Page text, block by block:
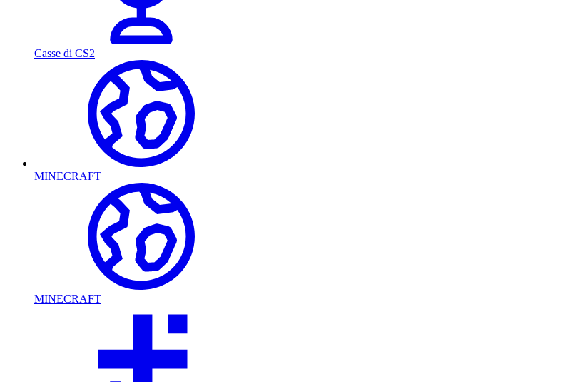
Casse di CS2
MINECRAFT
MINECRAFT